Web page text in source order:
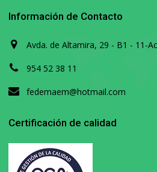
Información de Contacto
Avda. de Altamira, 29 - B1 - 11-
954 52 38 11
fedemaem@hotmail.com
Certificación de calidad